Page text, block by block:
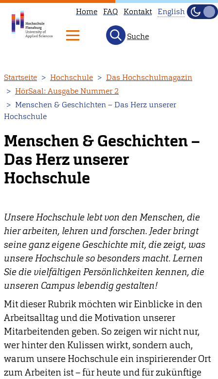
zum
Inhalt
Home FAQ Kontakt
not
in
Head
to
instead.
English
Hell
Suche
Startseite Hochschule
Das Hochschulmagazin
HörSaal: Ausgabe Nummer 2
Menschen & Geschichten – Das Herz unserer
Hochschule
Menschen & Geschichten –
Das Herz unserer
Hochschule
Unsere Hochschule lebt von den Menschen, die
hier arbeiten, lehren und forschen. Jeder bringt
seine ganz eigene Geschichte mit, die zeigt, was
unsere Hochschule so besonders macht. Lernen
Sie die vielfältigen Persönlichkeiten kennen, die
unseren Campus lebendig gestalten!
Mit dieser Rubrik möchten wir Einblicke in den
Arbeitsalltag und die Motivation unserer
Mitarbeitenden geben. So zeigen wir nicht nur,
wer hinter den Kulissen wirkt, sondern auch,
warum unsere Hochschule ein inspirierender Ort
zum Arbeiten ist – für heute und für zukünftige